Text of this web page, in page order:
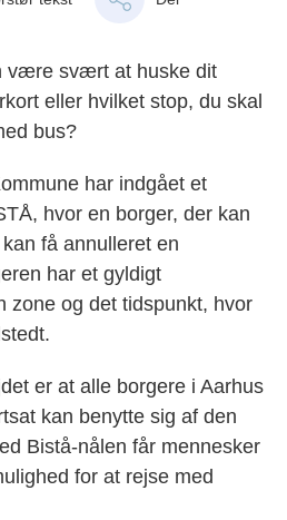
være svært at huske dit
eller hvilket stop, du skal
bus?
har indgået et
hvor en borger, der kan
få annulleret en
har et gyldigt
zone og det tidspunkt, hvor
er at alle borgere i Aarhus
kan benytte sig af den
Bistå-nålen får mennesker
for at rejse med